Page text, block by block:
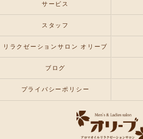
サービス
スタッフ
リラクゼーションサロン オリーブ
ブログ
プライバシーポリシー